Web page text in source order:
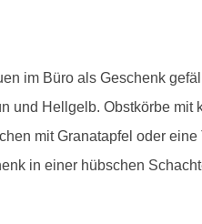
im Büro als Geschenk
und Hellgelb. Obstkörbe mit
mit Granatapfel oder
in einer hübschen